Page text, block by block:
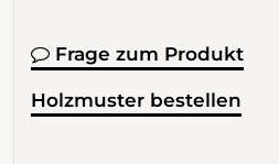
Frage zum Produkt
Holzmuster bestellen